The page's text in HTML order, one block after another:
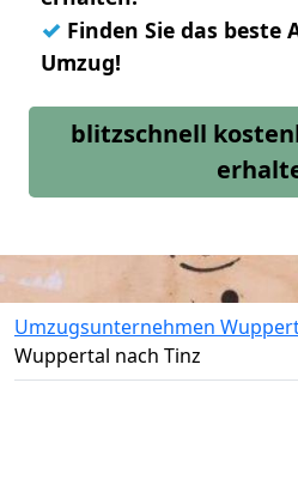
✓ Finden Sie das
Umzug!
blitzschnell
Umzugsunternehmen
Wuppertal nach Tinz